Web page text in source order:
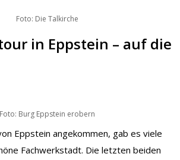
Foto: Die Talkirche
in Eppstein – auf die
Foto: Burg Eppstein erobern
Eppstein angekommen, gab es viele
Fachwerkstadt. Die letzten beiden